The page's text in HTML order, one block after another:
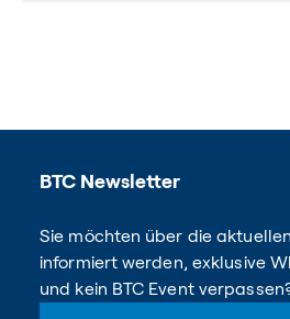
BTC Newsletter
Sie möchten über die
informiert werden, exklusive
und kein BTC Event